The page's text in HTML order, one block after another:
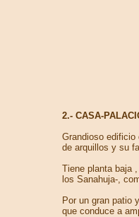
2.- CASA-
Grandioso
de arquillos y su
Tiene planta baja
los Sanahuja-,
Por un gran patio
que conduce a